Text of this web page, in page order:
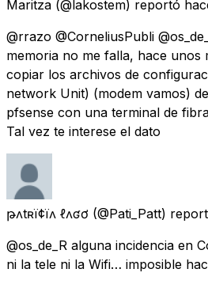
Maritza (@lakostem) reportó
@rrazo @CorneliusPubli
memoria no me falla, hace unos
copiar los archivos de
network Unit) (modem vamos)
pfsense con una terminal de
Tal vez te interese el dato
թʌtʀï¢ïʌ ℓʌʛơ (@Pati_Patt)
@os_de_R alguna incidencia en
ni la tele ni la Wifi… imposible